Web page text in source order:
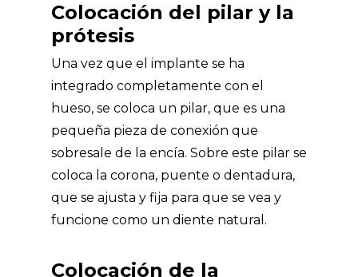
Colocación del pilar y la
prótesis
Una vez que el implante se ha
integrado completamente con el
hueso, se coloca un pilar, que es una
pequeña pieza de conexión que
sobresale de la encía. Sobre este pilar se
coloca la corona, puente o dentadura,
que se ajusta y fija para que se vea y
funcione como un diente natural.
Colocación de la